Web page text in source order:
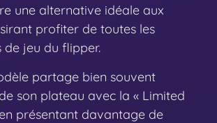
une alternative idéale aux
profiter de toutes les
de jeu du flipper.
partage bien souvent
son plateau avec la « Limited
présentant davantage de